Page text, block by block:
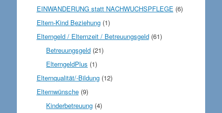
EINWANDERUNG statt NACHWUCHSPFLEGE (6)
Eltern-Kind Beziehung(1)
Elterngeld / Elternzeit / Betreuungsgeld(61)
Betreuungsgeld (21)
ElterngeldPlus (1)
Elternqualität/-Bildung(12)
Elternwünsche(9)
Kinderbetreuung (4)